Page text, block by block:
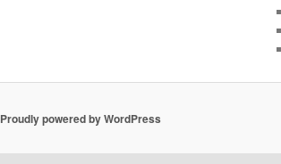
Proudly powered by WordPress